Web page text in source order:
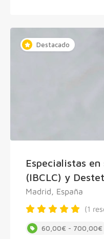
Destacado
Especialistas
(IBCLC) y
Madrid, España
(1
60,00€ - 700,00€